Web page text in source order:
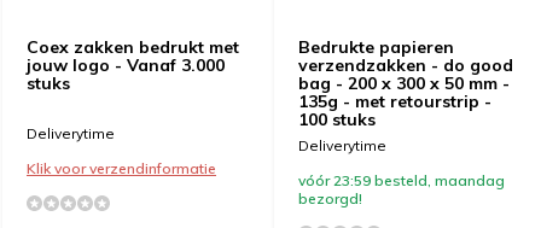
Coex zakken bedrukt met
jouw logo - Vanaf 3.000
stuks
Deliverytime
Klik voor verzendinformatie
Bedrukte papieren
verzendzakken - do good
bag - 200 x 300 x 50 mm -
135g - met retourstrip -
100 stuks
Deliverytime
vóór 23:59 besteld, maandag
bezorgd!